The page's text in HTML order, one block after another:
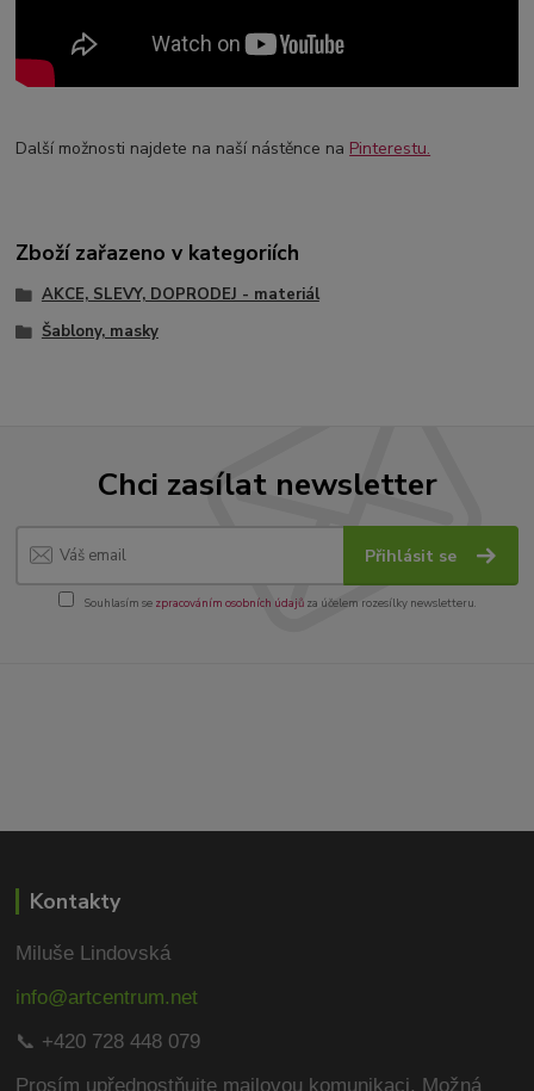
Další možnosti najdete na naší nástěnce na Pinterestu.
Zboží zařazeno v kategoriích
AKCE, SLEVY, DOPRODEJ - materiál
Šablony, masky
Chci zasílat newsletter
Přihlásit se
Souhlasím se zpracováním osobních údajůza účelem rozesílky newsletteru.
Kontakty
Miluše Lindovská
info@artcentrum.net
📞 +420 728 448 079
Prosím upřednostňujte mailovou komunikaci. Možná